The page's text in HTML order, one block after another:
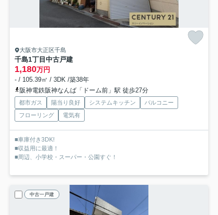
大阪市大正区千島
千島1丁目中古戸建
1,180万円
- / 105.39㎡ / 3DK /築38年
阪神電鉄阪神なんば「ドーム前」駅 徒歩27分
都市ガス 陽当り良好 システムキッチン
バルコニー
フローリング
電気有
■車庫付き3DK!
■収益用に最適！
■周辺、小学校・スーパー・公園すぐ！
中古一戸建